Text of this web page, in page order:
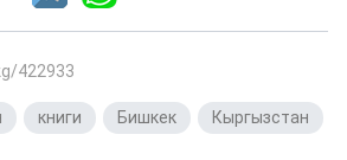
422933
книги Бишкек Кыргызстан